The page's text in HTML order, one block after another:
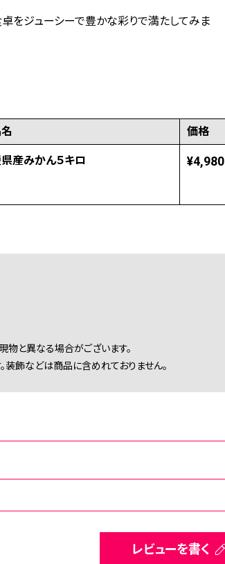
卓をジューシーで豊かな彩りで満たしてみま
価格
産みかん５キロ ¥4,980
と異なる場合がございます。
飾などは商品に含めれておりません。
レビューを書く